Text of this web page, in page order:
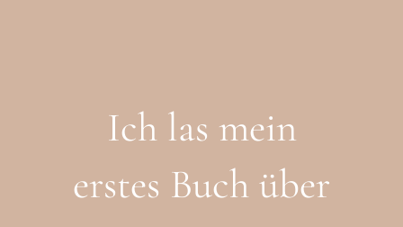
Ich las mein
erstes Buch über